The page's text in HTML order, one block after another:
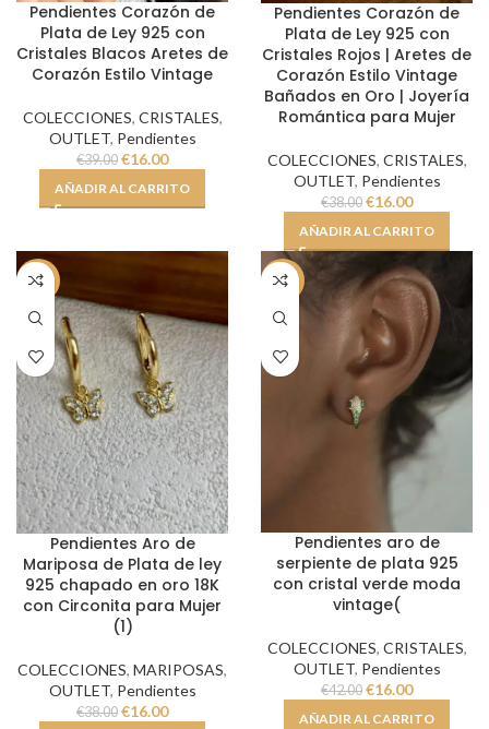
Pendientes Corazón de
Plata de Ley 925 con
Cristales Blacos Aretes de
Corazón Estilo Vintage
COLECCIONES, CRISTALES,
OUTLET, Pendientes
€39.00 €16.00
AÑADIR AL CARRITO
Pendientes Corazón de
Plata de Ley 925 con
Cristales Rojos | Aretes de
Corazón Estilo Vintage
Bañados en Oro | Joyería
Romántica para Mujer
COLECCIONES, CRISTALES,
OUTLET, Pendientes
€38.00 €16.00
AÑADIR AL CARRITO
-58%
Pendientes Aro de
Mariposa de Plata de ley
925 chapado en oro 18K
con Circonita para Mujer
(1)
COLECCIONES, MARIPOSAS,
OUTLET, Pendientes
€38.00 €16.00
-62%
Pendientes aro de
serpiente de plata 925
con cristal verde moda
vintage(
COLECCIONES, CRISTALES,
OUTLET, Pendientes
€42.00 €16.00
AÑADIR AL CARRITO